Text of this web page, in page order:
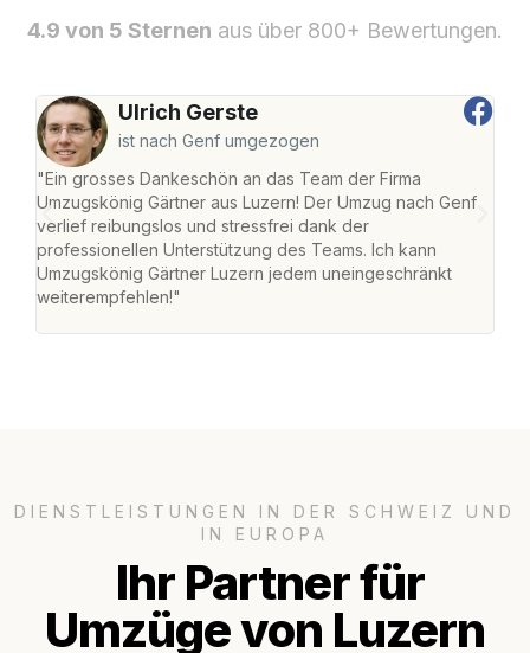
4.9 von 5 Sternen aus über 800+ Bewertungen.
Ulrich Gerste
ist nach Genf umgezogen
"Ein grosses Dankeschön an das Team der Firma
Umzugskönig Gärtner aus Luzern! Der Umzug nach Genf
verlief reibungslos und stressfrei dank der
professionellen Unterstützung des Teams. Ich kann
Umzugskönig Gärtner Luzern jedem uneingeschränkt
weiterempfehlen!"
DIENSTLEISTUNGEN IN DER SCHWEIZ UND
IN EUROPA
Ihr Partner für
Umzüge von Luzern